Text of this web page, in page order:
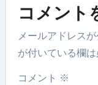
コメント
メールアドレス
が付いている欄
コメント ※